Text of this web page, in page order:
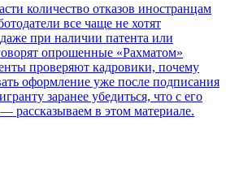
количество отказов иностранцам
все чаще не хотят
при наличии патента или
опрошенные «Рахматом»
проверяют кадровики, почему
оформление уже после подписания
заранее убедиться, что с его
рассказываем в этом материале.